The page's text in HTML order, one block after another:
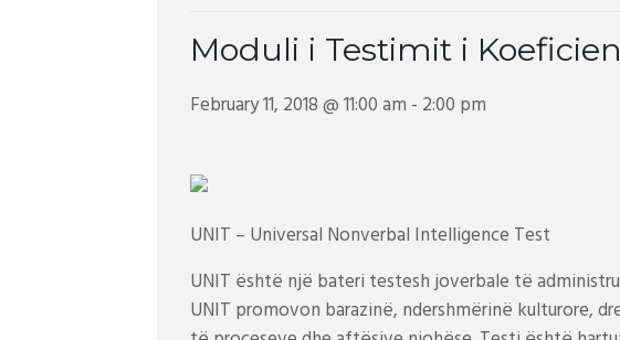
Moduli i Testimit i
February 11, 2018 @ 11:00 am - 2:00 pm
UNIT – Universal Nonverbal Intelligence Test
UNIT është një bateri testesh joverbale të
UNIT promovon barazinë, ndershmërinë kulturore,